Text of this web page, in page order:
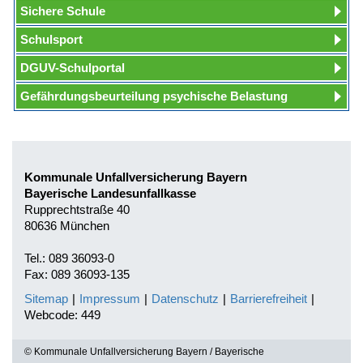
Sichere Schule
Schulsport
DGUV-Schulportal
Gefährdungsbeurteilung psychische Belastung
Kommunale Unfallversicherung Bayern
Bayerische Landesunfallkasse
Rupprechtstraße 40
80636 München
Tel.: 089 36093-0
Fax: 089 36093-135
Sitemap | Impressum | Datenschutz | Barrierefreiheit |
Webcode: 449
© Kommunale Unfallversicherung Bayern / Bayerische